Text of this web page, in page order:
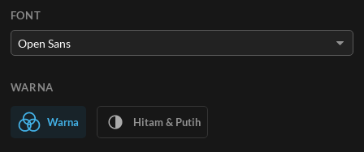
FONT
WARNA
Warna Hitam & Putih